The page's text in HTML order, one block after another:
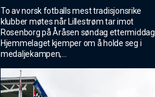
To av norsk fotballs mest tradisjonsrike
klubber møtes når Lillestrøm tar imot
Rosenborg på Åråsen søndag ettermiddag.
Hjemmelaget kjemper om å holde seg i
medaljekampen,